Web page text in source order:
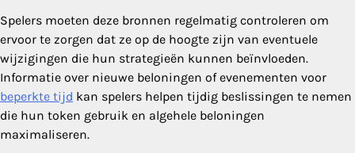
Spelers moeten deze bronnen regelmatig controleren om
ervoor te zorgen dat ze op de hoogte zijn van eventuele
wijzigingen die hun strategieën kunnen beïnvloeden.
Informatie over nieuwe beloningen of evenementen voor
beperkte tijd kan spelers helpen tijdig beslissingen te nemen
die hun token gebruik en algehele beloningen
maximaliseren.